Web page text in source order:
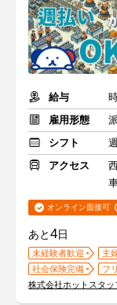
給与
雇用形態
シフト
アクセス
オンライン面接可
あと4日
未経験者歓迎 主
社会保険完備
フ
株式会社ホットスタ